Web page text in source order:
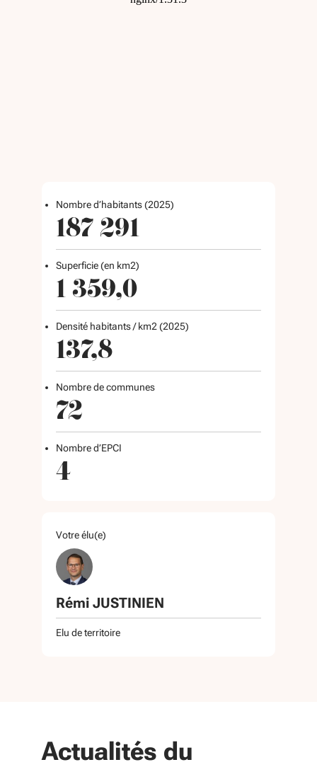
Nombre d’habitants (2025)
187 291
Superficie (en km2)
1 359,0
Densité habitants / km2 (2025)
137,8
Nombre de communes
72
Nombre d’EPCI
4
Votre élu(e)
Rémi JUSTINIEN
Elu de territoire
Actualités du